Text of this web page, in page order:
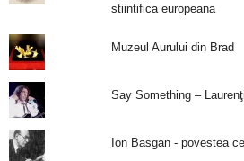
stiintifica europeana
Muzeul Aurului din Brad
Say Something –
Ion Basgan - povestea